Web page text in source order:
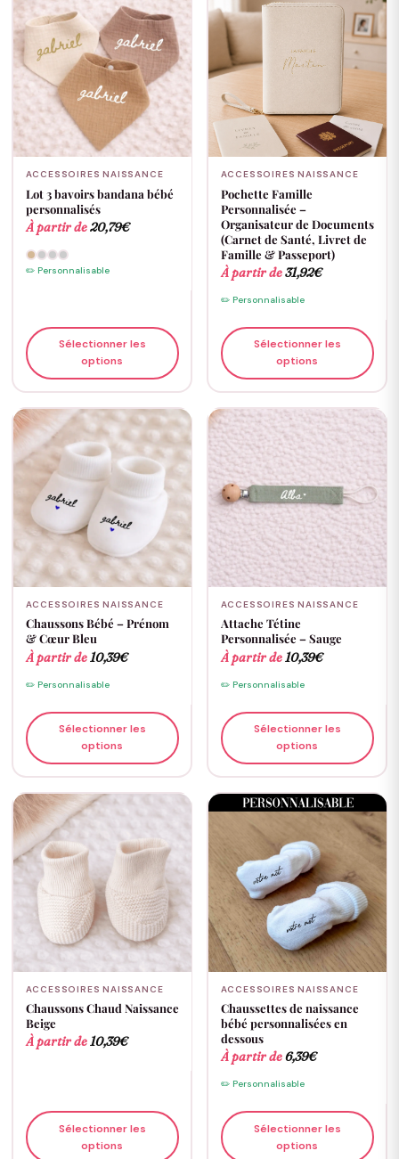
ACCESSOIRES NAISSANCE
Lot 3 bavoirs bandana bébé
personnalisés
À partir de20,79€
✏️ Personnalisable
Sélectionner les
options
ACCESSOIRES NAISSANCE
Pochette Famille
Personnalisée –
Organisateur de Documents
(Carnet de Santé, Livret de
Famille & Passeport)
À partir de31,92€
✏️ Personnalisable
Sélectionner les
options
ACCESSOIRES NAISSANCE
Chaussons Bébé – Prénom
& Cœur Bleu
À partir de 10,39€
✏️ Personnalisable
Sélectionner les
options
ACCESSOIRES NAISSANCE
Attache Tétine
Personnalisée – Sauge
À partir de 10,39€
✏️ Personnalisable
Sélectionner les
options
ACCESSOIRES NAISSANCE
Chaussons Chaud Naissance
Beige
À partir de10,39€
Sélectionner les
options
ACCESSOIRES NAISSANCE
Chaussettes de naissance
bébé personnalisées en
dessous
À partir de6,39€
✏️ Personnalisable
Sélectionner les
options